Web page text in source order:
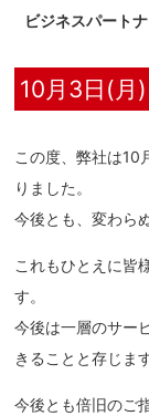
ビジネスパート
10月3日(月
この度、弊社は10
りました。
今後とも、変わら
これもひとえに皆
す。
今後は一層のサー
きることと存じます
今後とも倍旧のご